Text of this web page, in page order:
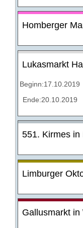
Homberger
Lukasmarkt
Beginn:17.10.2019
Ende:20.10.2019
551. Kirmes in
Limburger
Gallusmarkt